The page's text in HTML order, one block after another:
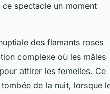
spectacle un moment
des flamants roses
complexe où les mâles
attirer les femelles. Ce
de la nuit, lorsque